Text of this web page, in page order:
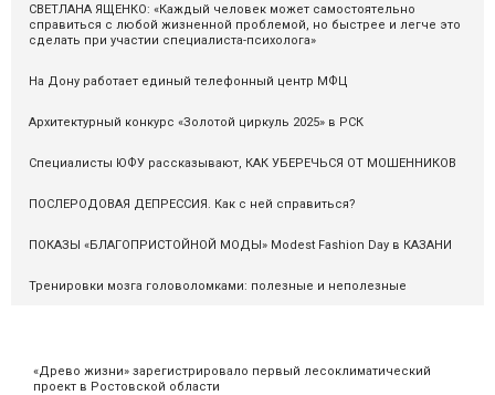
«Древо жизни» зарегистрировало первый лесоклиматический
проект в Ростовской области
СВЕТЛАНА ЯЩЕНКО: «Каждый человек может самостоятельно
справиться с любой жизненной проблемой, но быстрее и легче это
сделать при участии специалиста-психолога»
На Дону работает единый телефонный центр МФЦ
Архитектурный конкурс «Золотой циркуль 2025» в РСК
Специалисты ЮФУ рассказывают, КАК УБЕРЕЧЬСЯ ОТ МОШЕННИКОВ
ПОСЛЕРОДОВАЯ ДЕПРЕССИЯ. Как с ней справиться?
ПОКАЗЫ «БЛАГОПРИСТОЙНОЙ МОДЫ» Modest Fashion Day в КАЗАНИ
Тренировки мозга головоломками: полезные и неполезные